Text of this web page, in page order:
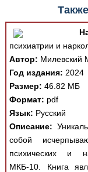
психиатрии и
Автор: Милевский
Год издания: 2024
Размер: 46.82 МБ
Формат: pdf
Язык: Русский
Описание:
собой
психических и
МКБ-10. Книга